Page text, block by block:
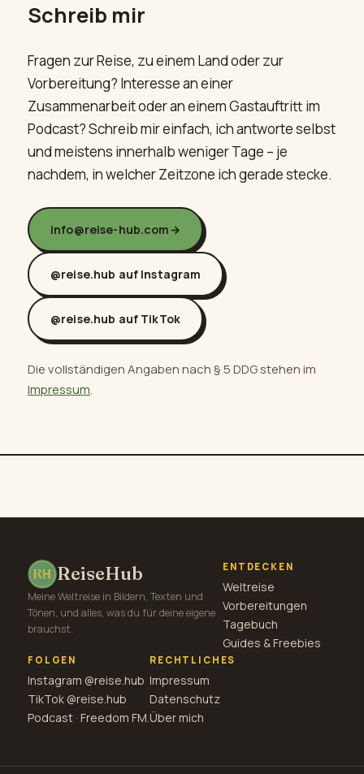
Schreib mir
Fragen zur Reise, zu einem Land oder zur
Vorbereitung? Interesse an einer
Zusammenarbeit oder an einem Gast­auftritt im
Podcast? Schreib mir einfach, ich antworte selbst
und meistens innerhalb weniger Tage – je
nachdem, in welcher Zeitzone ich gerade stecke.
info@reise-hub.com→
@reise.hub auf Instagram
@reise.hub auf TikTok
Die vollständigen Angaben nach § 5 DDG stehen im
Impressum.
ReiseHub
Meine Weltreise in Bildern, Texten und
Tönen, und alles, was du für deine eigene
brauchst.
ENTDECKEN
Weltreise
Vorbereitungen
Tagebuch
Guides & Freebies
FOLGEN
Instagram @reise.hub
TikTok @reise.hub
Podcast · Freedom FM.
RECHTLICHES
Impressum
Datenschutz
Über mich